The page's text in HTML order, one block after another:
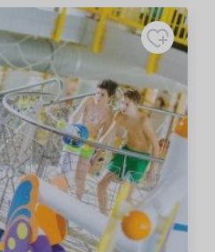
Adatkezelési